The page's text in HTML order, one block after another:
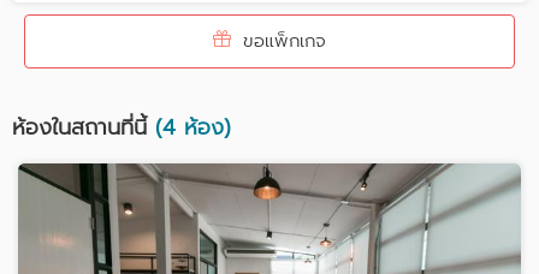
ขอแพ็กเกจ
ห้องในสถานที่นี้(4 ห้อง)